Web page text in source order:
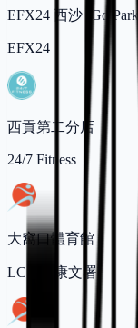
EFX24 西沙 (Go Park)
EFX24
西貢第二分店
24/7 Fitness
大窩口體育館
LCSD (康文署)